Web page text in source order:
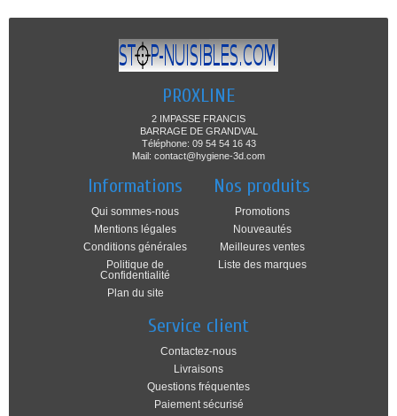
PROXLINE
2 IMPASSE FRANCIS
BARRAGE DE GRANDVAL
Téléphone: 09 54 54 16 43
Mail: contact@hygiene-3d.com
Informations
Qui sommes-nous
Mentions légales
Conditions générales
Politique de
Confidentialité
Plan du site
Nos produits
Promotions
Nouveautés
Meilleures ventes
Liste des marques
Service client
Contactez-nous
Livraisons
Questions fréquentes
Paiement sécurisé